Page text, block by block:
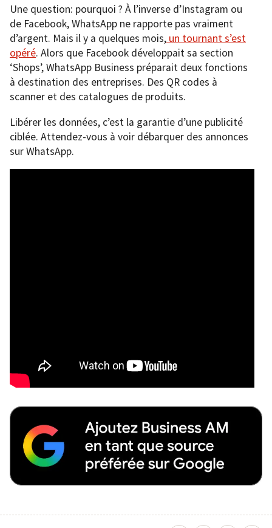
Une question: pourquoi ? À l’inverse d’Instagram ou
de Facebook, WhatsApp ne rapporte pas vraiment
d’argent. Mais il y a quelques mois, un tournant s’est
opéré. Alors que Facebook développait sa section
‘Shops’, WhatsApp Business préparait deux fonctions
à destination des entreprises. Des QR codes à
scanner et des catalogues de produits.
Libérer les données, c’est la garantie d’une publicité
ciblée. Attendez-vous à voir débarquer des annonces
sur WhatsApp.